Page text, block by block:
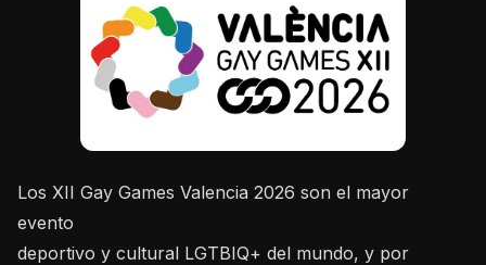
Los XII Gay Games Valencia 2026 son el mayor
evento
deportivo y cultural LGTBIQ+ del mundo, y por